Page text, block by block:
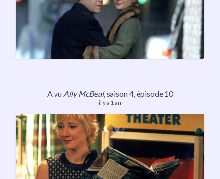
A vu Ally McBeal,saison 4, épisode 10
il y a 1 an